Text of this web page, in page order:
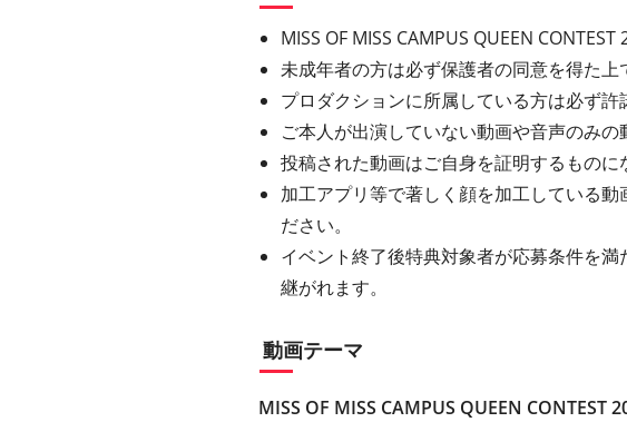
MISS OF MISS CAMPUS QUEEN CONTEST
未成年者の方は必ず保護者の同意を得た上
プロダクションに所属している方は必ず許
ご本人が出演していない動画や音声のみ
投稿された動画はご自身を証明するものに
加工アプリ等で著しく顔を加工している
ださい。
イベント終了後特典対象者が応募条件を
継がれます。
動画テーマ
MISS OF MISS CAMPUS QUEEN CONTEST